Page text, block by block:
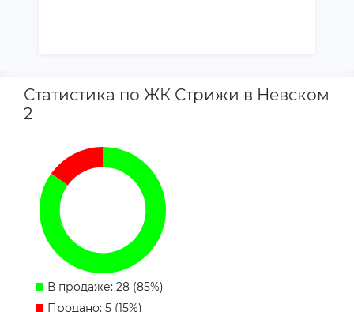
Статистика по ЖК Стрижи в Невском
2
В продаже: 28 (85%)
Продано: 5 (15%)